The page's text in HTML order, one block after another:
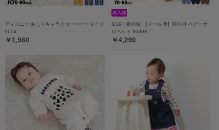
ディズニー おしりキャラクターべビータイツ
9604
￥1,980
6/19一部再販 【メール便】対応可 ベビーサ
ロペット 9630B
￥4,290